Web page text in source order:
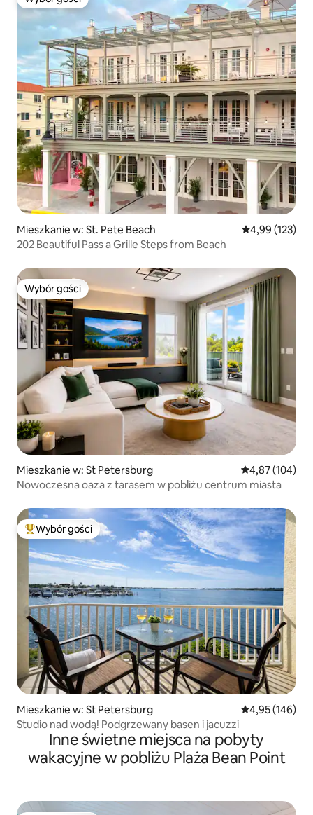
Wybór gości
Mieszkanie w: St. Pete Beach Średnia
4,99 (123)
202 Beautiful Pass a Grille Steps from Beach
Wybór gości
Wybór gości
Mieszkanie w: St Petersburg Średnia
4,87 (104)
Nowoczesna oaza z tarasem w pobliżu centrum miasta
Najpopularniejsze z kategorii Wybór gości
Wybór gości
Mieszkanie w: St Petersburg Średnia
4,95 (146)
Studio nad wodą! Podgrzewany basen i jacuzzi
Inne świetne miejsca na pobyty
wakacyjne w pobliżu Plaża Bean Point